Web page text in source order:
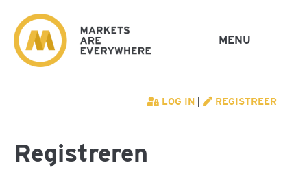
MENU
LOG IN REGISTREER
Registreren